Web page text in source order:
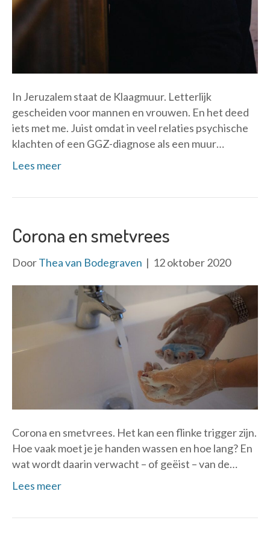
In Jeruzalem staat de Klaagmuur. Letterlijk
gescheiden voor mannen en vrouwen. En het deed
iets met me. Juist omdat in veel relaties psychische
klachten of een GGZ-diagnose als een muur…
Lees meer
Corona en smetvrees
DoorThea van Bodegraven | 12 oktober 2020
Corona en smetvrees. Het kan een flinke trigger zijn.
Hoe vaak moet je je handen wassen en hoe lang? En
wat wordt daarin verwacht – of geëist – van de…
Lees meer